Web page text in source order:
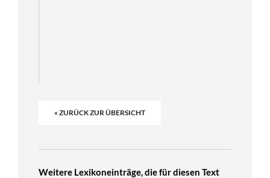
« ZURÜCK ZUR ÜBERSICHT
Weitere Lexikoneinträge, die für diesen Text